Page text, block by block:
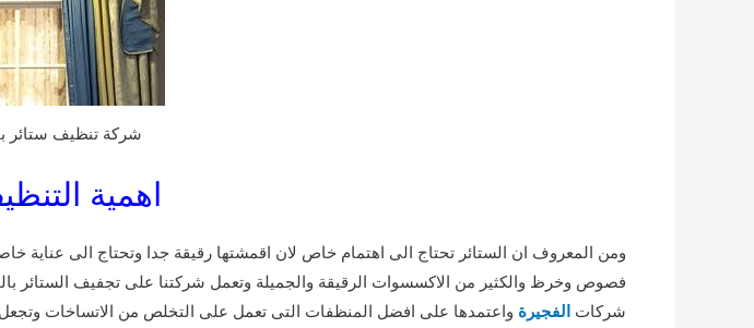
شركة تنظيف ستائر
اهمية
ومن المعروف ان الستائر تحتاج الى اهتمام خاص لان اقمشتها رقيقة جدا وتحتاج الى عناية
فصوص وخرظ والكثير من الاكسسوات الرقيقة والجميلة وتعمل شركتنا على تجفيف الستائر
شركات الفجيرة واعتمدها على افضل المنظفات التى تعمل على التخلص من الاتساخات وتجعل